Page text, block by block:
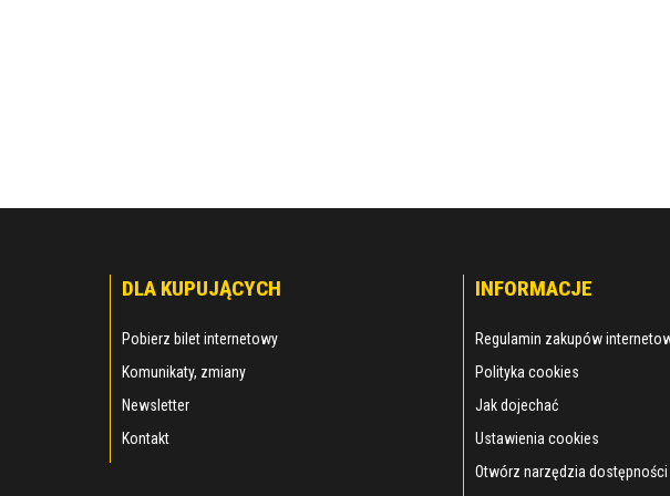
DLA KUPUJĄCYCH
Pobierz bilet internetowy
Komunikaty, zmiany
Newsletter
Kontakt
INFORMACJE
Regulamin zakupów
Polityka cookies
Jak dojechać
Ustawienia cookies
Otwórz narzędzia dostępności